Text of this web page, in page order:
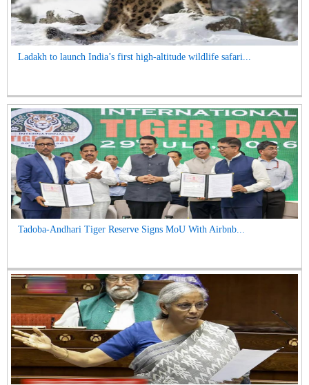
Ladakh to launch India’s first high-altitude wildlife safari...
Tadoba-Andhari Tiger Reserve Signs MoU With Airbnb...